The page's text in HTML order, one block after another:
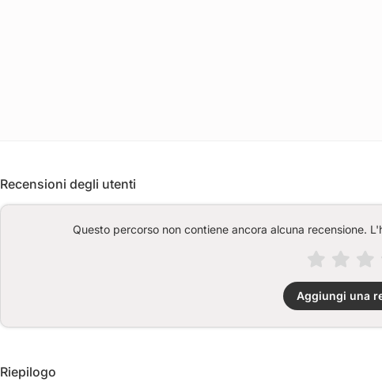
Recensioni degli utenti
Questo percorso non contiene ancora alcuna recensione.
Aggiungi una
Riepilogo